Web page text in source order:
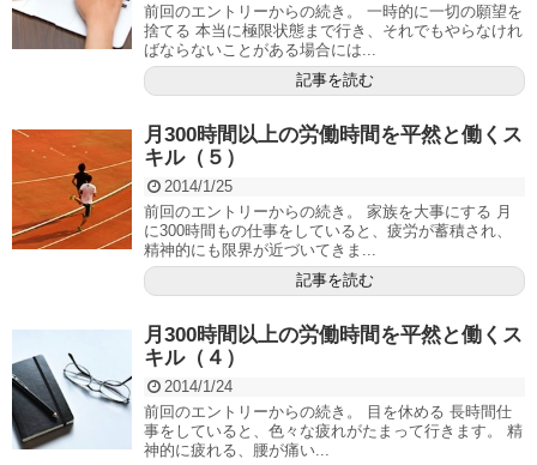
前回のエントリーからの続き。 一時的に一切の願望を
捨てる 本当に極限状態まで行き、それでもやらなけれ
ばならないことがある場合には...
記事を読む
月300時間以上の労働時間を平然と働くス
キル（５）
2014/1/25
前回のエントリーからの続き。 家族を大事にする 月
に300時間もの仕事をしていると、疲労が蓄積され、
精神的にも限界が近づいてきま...
記事を読む
月300時間以上の労働時間を平然と働くス
キル（４）
2014/1/24
前回のエントリーからの続き。 目を休める 長時間仕
事をしていると、色々な疲れがたまって行きます。 精
神的に疲れる、腰が痛い...